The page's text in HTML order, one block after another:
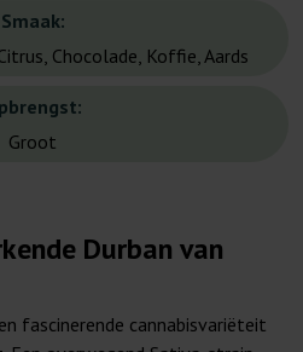
Smaak:
Chocolade, Koffie, Aards
Groot
Durban van
fascinerende cannabisvariëteit